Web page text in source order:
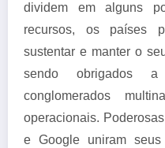
dividem em alguns
recursos, os países
sustentar e manter o
sendo obrigados
conglomerados
operacionais.
e Google uniram